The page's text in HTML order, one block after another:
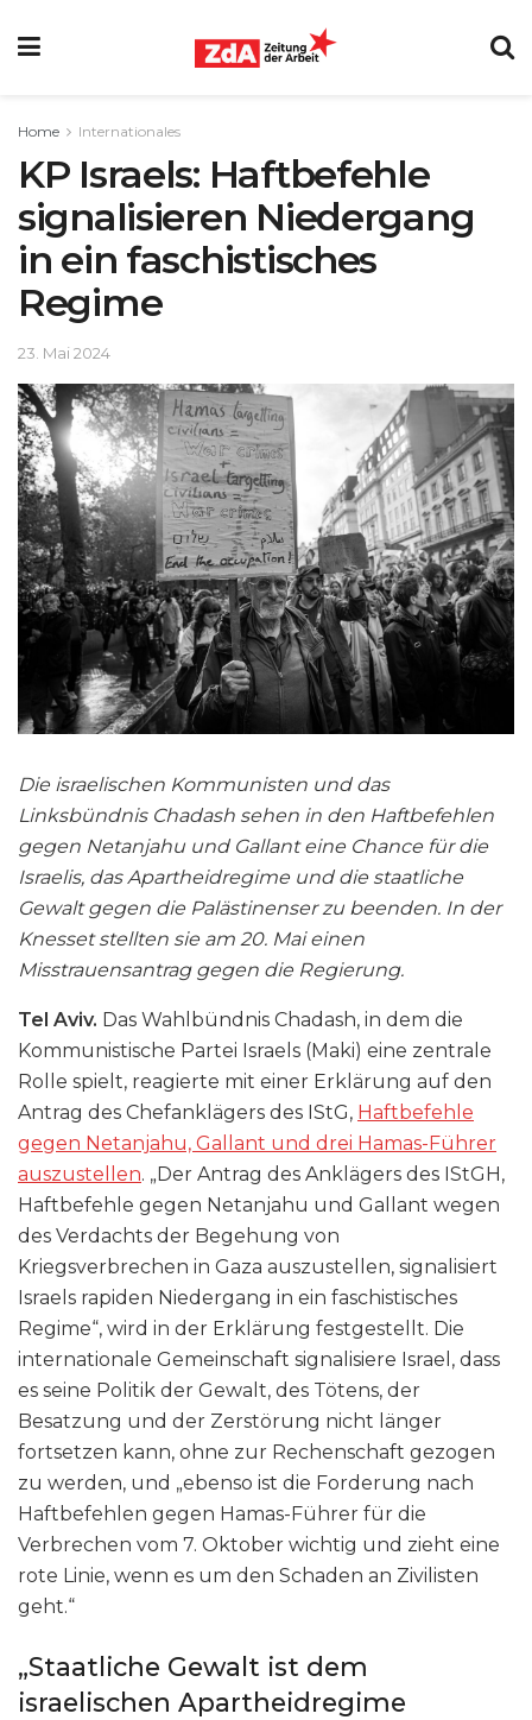
Home Internationales
KP Israels: Haftbefehle
signalisieren Niedergang
in ein faschistisches
Regime
23. Mai 2024
Die israelischen Kommunisten und das
Linksbündnis Chadash sehen in den Haftbefehlen
gegen Netanjahu und Gallant eine Chance für die
Israelis, das Apartheidregime und die staatliche
Gewalt gegen die Palästinenser zu beenden. In der
Knesset stellten sie am 20. Mai einen
Misstrauensantrag gegen die Regierung.
Tel Aviv. Das Wahlbündnis Chadash, in dem die
Kommunistische Partei Israels (Maki) eine zentrale
Rolle spielt, reagierte mit einer Erklärung auf den
Antrag des Chefanklägers des IStG, Haftbefehle
gegen Netanjahu, Gallant und drei Hamas-Führer
auszustellen. „Der Antrag des Anklägers des IStGH,
Haftbefehle gegen Netanjahu und Gallant wegen
des Verdachts der Begehung von
Kriegsverbrechen in Gaza auszustellen, signalisiert
Israels rapiden Niedergang in ein faschistisches
Regime“, wird in der Erklärung festgestellt. Die
internationale Gemeinschaft signalisiere Israel, dass
es seine Politik der Gewalt, des Tötens, der
Besatzung und der Zerstörung nicht länger
fortsetzen kann, ohne zur Rechenschaft gezogen
zu werden, und „ebenso ist die Forderung nach
Haftbefehlen gegen Hamas-Führer für die
Verbrechen vom 7. Oktober wichtig und zieht eine
rote Linie, wenn es um den Schaden an Zivilisten
geht.“
„Staatliche Gewalt ist dem
israelischen Apartheidregime